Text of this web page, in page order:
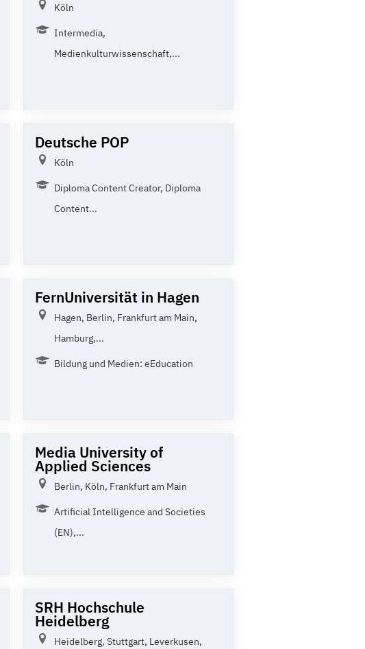
Köln
Intermedia,
Medienkulturwissenschaft,...
Deutsche POP
Köln
Diploma Content Creator, Diploma
Content...
FernUniversität in Hagen
Hagen, Berlin, Frankfurt am Main,
Hamburg,...
Bildung und Medien: eEducation
Media University of
Applied Sciences
Berlin, Köln, Frankfurt am Main
Artificial Intelligence and Societies
(EN),...
SRH Hochschule
Heidelberg
Heidelberg, Stuttgart, Leverkusen,